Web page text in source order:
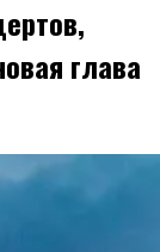
глава